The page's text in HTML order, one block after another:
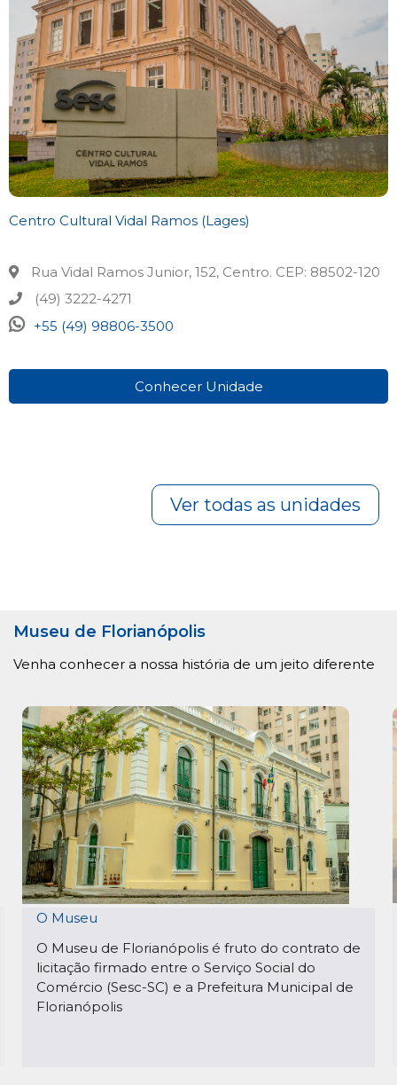
Centro Cultural Vidal Ramos (Lages)
Rua Vidal Ramos Junior, 152, Centro. CEP: 88502-120
(49) 3222-4271
+55 (49) 98806-3500
Conhecer Unidade
Ver todas as unidades
Museu de Florianópolis
Venha conhecer a nossa história de um jeito diferente
O Museu
O Museu de Florianópolis é fruto do contrato de
licitação firmado entre o Serviço Social do
Comércio (Sesc-SC) e a Prefeitura Municipal de
Florianópolis